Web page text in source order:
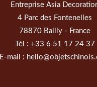
Entreprise Asia
4 Parc des Fontenelles
78870 Bailly - France
Tél : +33 6 51 17 24 37
E-mail :